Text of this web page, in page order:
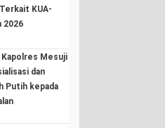
KUA-
2026
Kapolres Mesuji
dan
Putih kepada